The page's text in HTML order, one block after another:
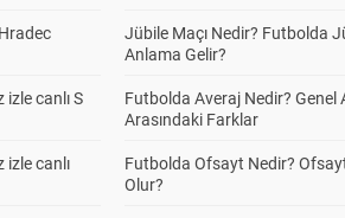
canlı S
izle canlı
Jübile Maçı Nedir? Futbolda
Anlama Gelir?
Futbolda Averaj Nedir? Genel
Arasındaki Farklar
Futbolda Ofsayt Nedir?
Olur?